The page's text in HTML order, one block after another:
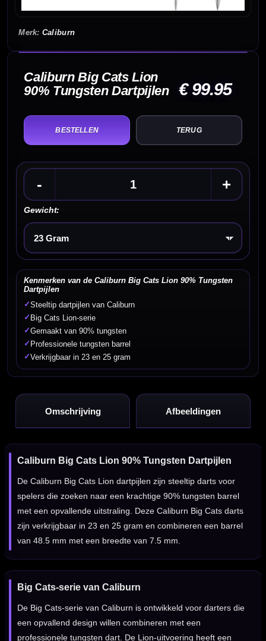
Caliburn
Caliburn Big Cats Lion
90% Tungsten Dartpijlen
€ 99.95
TERUG
- +
Gewicht:
Kies een optie
Kenmerken van de Caliburn Big Cats Lion 90% Tungsten
Dartpijlen
✓Steeltip dartpijlen van Caliburn
✓ Big Cats Lion-serie
✓Gemaakt van 90% tungsten
✓ Professionele tungsten barrel
✓Verkrijgbaar in 23 en 25 gram
Omschrijving Afbeeldingen
Caliburn Big Cats Lion 90% Tungsten Dartpijlen
De Caliburn Big Cats Lion dartpijlen zijn steeltip darts voor
spelers die zoeken naar een krachtige 90% tungsten barrel
met een opvallende uitstraling. Deze Caliburn Big Cats darts
zijn verkrijgbaar in 23 en 25 gram en combineren een barrel
van 48.5 mm met een breedte van 7.5 mm.
Big Cats-serie van Caliburn
De Big Cats-serie van Caliburn is ontwikkeld voor darters die
een opvallend design willen combineren met een
professionele tungsten dart. De Lion-uitvoering heeft een